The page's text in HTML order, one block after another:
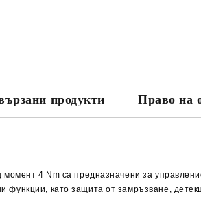
продукти Право на
4 Nm са предназначени за
функции, като защита от замръзване,